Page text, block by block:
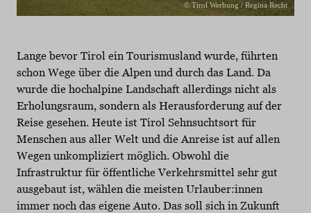
© Tirol Werbung / Regina Recht
Lange bevor Tirol ein Tourismusland wurde, führten
schon Wege über die Alpen und durch das Land. Da
wurde die hochalpine Landschaft allerdings nicht als
Erholungsraum, sondern als Herausforderung auf der
Reise gesehen. Heute ist Tirol Sehnsuchtsort für
Menschen aus aller Welt und die Anreise ist auf allen
Wegen unkompliziert möglich. Obwohl die
Infrastruktur für öffentliche Verkehrsmittel sehr gut
ausgebaut ist, wählen die meisten Urlauber:innen
immer noch das eigene Auto. Das soll sich in Zukunft